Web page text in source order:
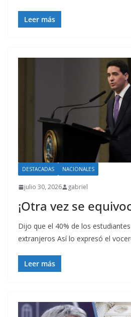
Leer más
DESTACADAS NACIONALES
julio 30, 2026 gabriel
¡Otra vez se
Dijo que el 40% de los
extranjeros Así lo expresó el
Leer más